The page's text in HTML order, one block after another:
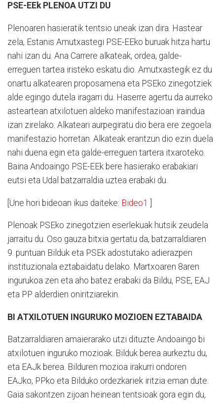
PSE-EEk PLENOA UTZI DU
Plenoaren hasieratik tentsio uneak izan dira. Hastear
zela, Estanis Amutxastegi PSE-EEko buruak hitza hartu
nahi izan du. Ana Carrere alkateak, ordea, galde-
erreguen tartea iristeko eskatu dio. Amutxastegik ez du
onartu alkatearen proposamena eta PSEko zinegotziek
alde egingo dutela iragarri du. Haserre agertu da aurreko
asteartean atxilotuen aldeko manifestazioan iraindua
izan zirelako. Alkateari aurpegiratu dio bera ere zegoela
manifestazio horretan. Alkateak erantzun dio ezin duela
nahi duena egin eta galde-erreguen tartera itxaroteko.
Baina Andoaingo PSE-EEk bere hasierako erabakiari
eutsi eta Udal batzarraldia uztea erabaki du.
[Une hori bideoan ikus daiteke: Bideo1
Plenoak PSEko zinegotzien eserlekuak hutsik zeudela
jarraitu du. Oso gauza bitxia gertatu da, batzarraldiaren
9. puntuan Bilduk eta PSEk adostutako adierazpen
instituzionala eztabaidatu delako. Martxoaren 8aren
ingurukoa zen eta aho batez erabaki da Bildu, PSE, EAJ
eta PP alderdien oniritziarekin.
BI ATXILOTUEN INGURUKO MOZIOEN EZTABAIDA
Batzarraldiaren amaierarako utzi dituzte Andoaingo bi
atxilotuen inguruko mozioak. Bilduk berea aurkeztu du,
eta EAJk berea. Bilduren mozioa irakurri ondoren
EAJko, PPko eta Bilduko ordezkariek iritzia eman dute.
Gaia sakontzen zijoan heinean tentsioak gora egin du,